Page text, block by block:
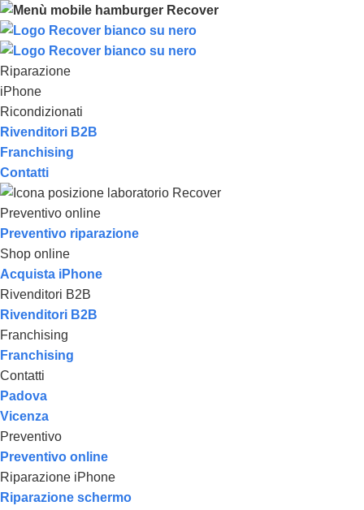
Riparazione
iPhone
Ricondizionati
Rivenditori B2B
Franchising
Contatti
Preventivo online
Preventivo riparazione
Shop online
Acquista iPhone
Rivenditori B2B
Rivenditori B2B
Franchising
Franchising
Contatti
Padova
Vicenza
Preventivo
Preventivo online
Riparazione iPhone
Riparazione schermo